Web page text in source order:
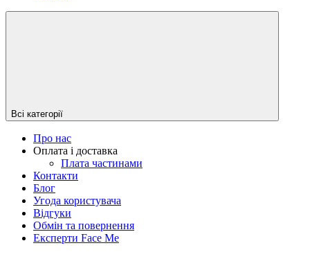
Всі категорії
Про нас
Оплата і доставка
Плата частинами
Контакти
Блог
Угода користувача
Відгуки
Обмін та повернення
Експерти Face Me